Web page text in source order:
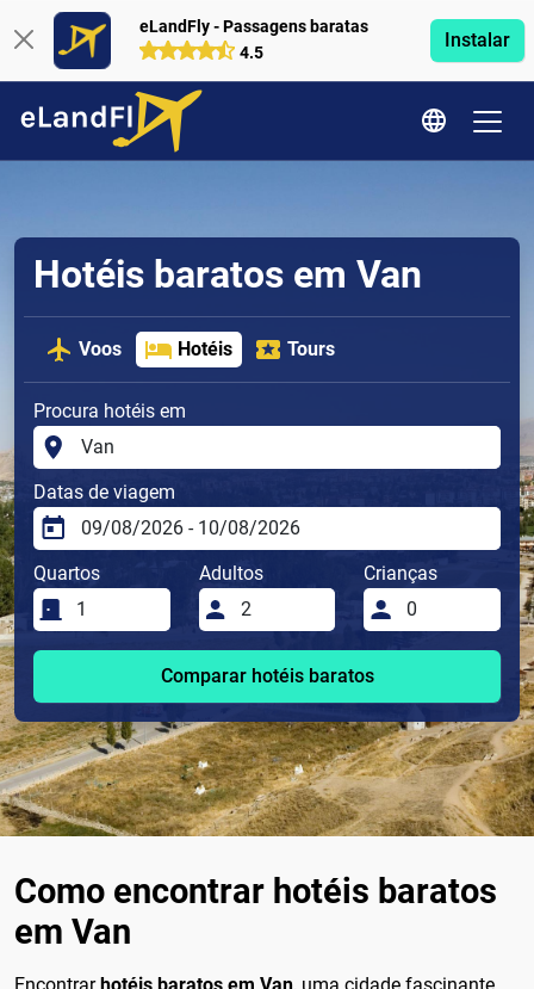
eLandFly - Passagens baratas
4.5
Instalar
Hotéis baratos em Van
Voos Hotéis Tours
Procura hotéis em
Datas de viagem
Quartos Adultos Crianças
Comparar hotéis baratos
Como encontrar hotéis baratos
em Van